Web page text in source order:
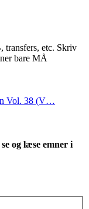
transfers, etc. Skriv
bare MÅ
Vol. 38 (V…
og læse emner i